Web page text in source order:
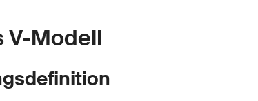
V-Modell